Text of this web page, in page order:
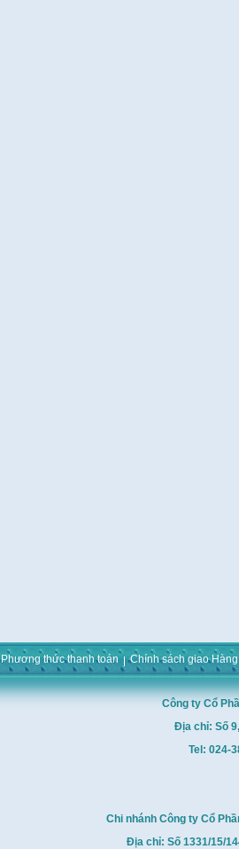
Phương thức thanh toán Chính sách giao Hàng
Công ty Cổ
Địa chỉ: Số
Tel: 024-
Chi nhánh Công ty Cổ
Địa chỉ: Số 1331/15/